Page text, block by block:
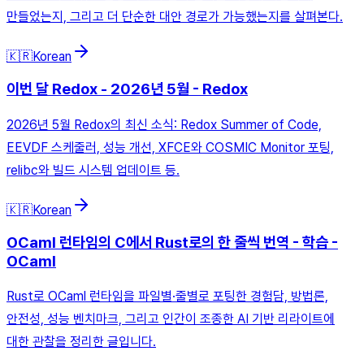
만들었는지, 그리고 더 단순한 대안 경로가 가능했는지를 살펴본다.
🇰🇷Korean
이번 달 Redox - 2026년 5월 - Redox
2026년 5월 Redox의 최신 소식: Redox Summer of Code,
EEVDF 스케줄러, 성능 개선, XFCE와 COSMIC Monitor 포팅,
relibc와 빌드 시스템 업데이트 등.
🇰🇷Korean
OCaml 런타임의 C에서 Rust로의 한 줄씩 번역 - 학습 -
OCaml
Rust로 OCaml 런타임을 파일별·줄별로 포팅한 경험담, 방법론,
안전성, 성능 벤치마크, 그리고 인간이 조종한 AI 기반 리라이트에
대한 관찰을 정리한 글입니다.